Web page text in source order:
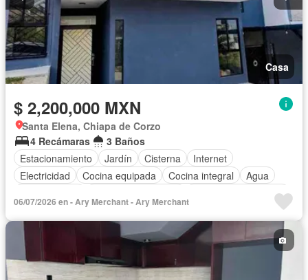
Casa
$ 2,200,000 MXN
Santa Elena, Chiapa de Corzo
4 Recámaras
3 Baños
Estacionamiento
Jardín Cisterna
Internet
Electricidad
Cocina equipada Cocina integral
Agua
Recámara con closet
Asador
Aire acondicionado Bodega
Permite mascotas
Permite niños Solo familias
06/07/2026 en - Ary Merchant - Ary Merchant